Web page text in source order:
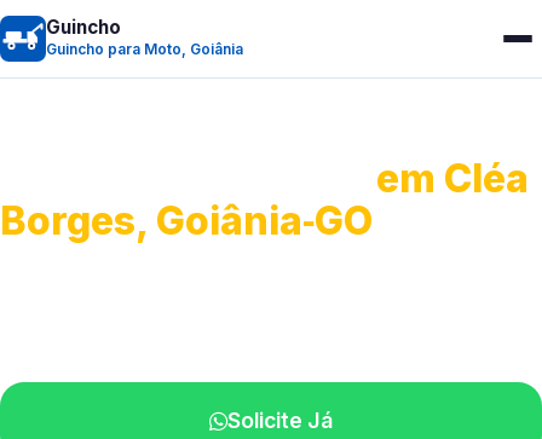
Guincho
Guincho para Moto, Goiânia
em Cléa
Borges, Goiânia‑GO
Solicite Já